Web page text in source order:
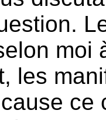
moi
les
ce